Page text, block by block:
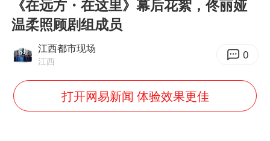
汕头市政府被约谈
《在远方・在这里》幕后花絮，佟丽娅
温柔照顾剧组成员
江西都市现场
江西 0
打开网易新闻 体验效果更佳